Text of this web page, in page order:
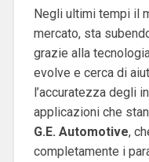
Negli ultimi tempi il
mercato, sta
grazie alla
evolve e cerca di
l’accuratezza degli
applicazioni che
G.E. Automotive,
completamente i